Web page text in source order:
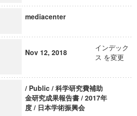
mediacenter
Nov 12, 2018
インデック
ス を変更
/ Public / 科学研究費補助
金研究成果報告書 / 2017年
度 / 日本学術振興会